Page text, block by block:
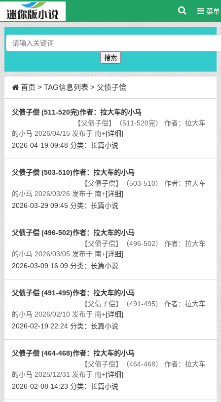
菜单
搜索
首页 > TAG信息列表 > 父债子偿
父债子偿 (511-520完)作者：拉大车的小马
【父债子偿】（511-520完） 作者：拉大车
的小马 2026/04/15 发布于 南+[详细]
2026-04-19 09:48 分类： 长篇小说
父债子偿 (503-510)作者：拉大车的小马
【父债子偿】（503-510） 作者：拉大车
的小马 2026/03/26 发布于 南+[详细]
2026-03-29 09:45 分类： 长篇小说
父债子偿 (496-502)作者：拉大车的小马
【父债子偿】（496-502） 作者：拉大车
的小马 2026/03/05 发布于 南+[详细]
2026-03-09 16:09 分类： 长篇小说
父债子偿 (491-495)作者：拉大车的小马
【父债子偿】（491-495） 作者：拉大车
的小马 2026/02/10 发布于 南+[详细]
2026-02-19 22:24 分类： 长篇小说
父债子偿 (464-468)作者：拉大车的小马
【父债子偿】（464-468） 作者：拉大车
的小马 2025/12/31 发布于 南+[详细]
2026-02-08 14:23 分类： 长篇小说